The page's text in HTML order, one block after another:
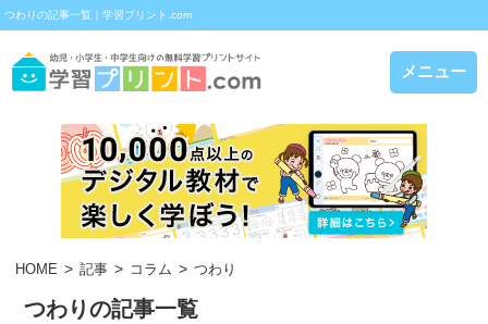
つわりの記事一覧｜学習プリント.com
メニュー
HOME 記事 コラム つわり
つわりの記事一覧